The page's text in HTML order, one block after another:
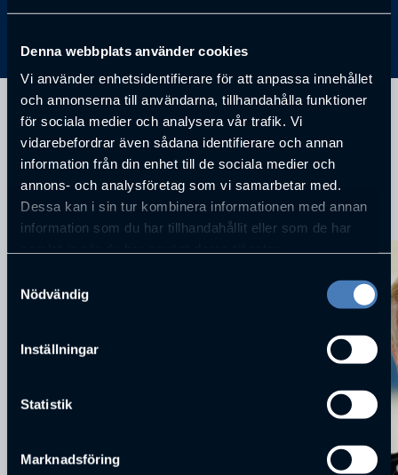
Denna webbplats använder cookies
Vi använder enhetsidentifierare för att anpassa innehållet
och annonserna till användarna, tillhandahålla funktioner
för sociala medier och analysera vår trafik. Vi
vidarebefordrar även sådana identifierare och annan
information från din enhet till de sociala medier och
annons- och analysföretag som vi samarbetar med.
Dessa kan i sin tur kombinera informationen med annan
information som du har tillhandahållit eller som de har
Nödvändig
Inställningar
Statistik
Marknadsföring
Anmälan till föreläsning har passerat
KOMMANDE FÖRELÄSNINGAR